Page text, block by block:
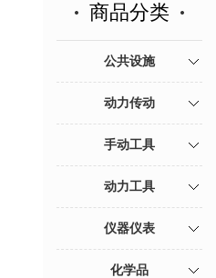
商品分类
公共设施
动力传动
手动工具
动力工具
仪器仪表
化学品